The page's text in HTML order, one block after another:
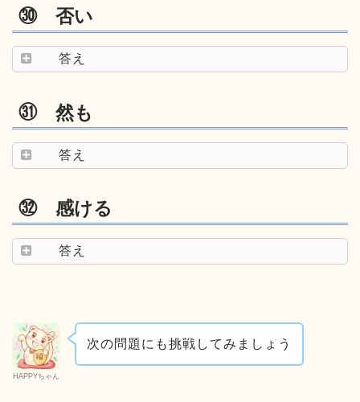
㉚ 否い
答え
㉛ 然も
答え
㉜ 感ける
答え
HAPPYちゃん
次の問題にも挑戦してみましょう